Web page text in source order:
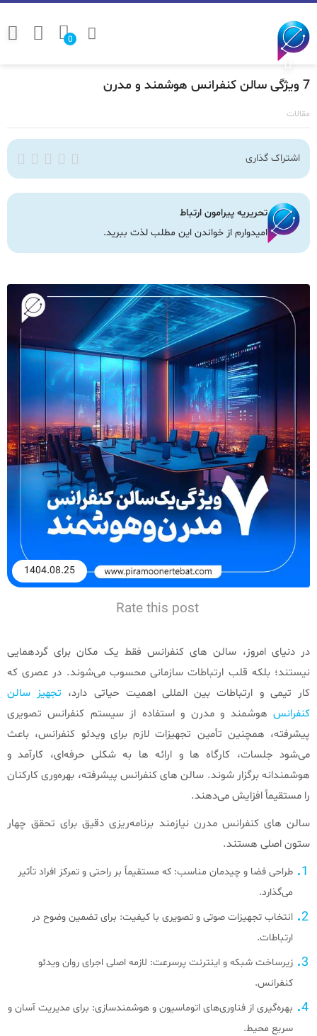
0
7 ویژگی سالن کنفرانس هوشمند و مدرن
مقالات
اشتراک گذاری
تحریریه پیرامون ارتباط
امیدوارم از خواندن این مطلب لذت ببرید.
1404.08.25
Rate this post
در دنیای امروز، سالن‌ های کنفرانس فقط یک مکان برای گردهمایی
نیستند؛ بلکه قلب ارتباطات سازمانی محسوب می‌شوند. در عصری که
کار تیمی و ارتباطات بین‌ المللی اهمیت حیاتی دارد، تجهیز سالن
کنفرانس هوشمند و مدرن و استفاده از سیستم کنفرانس تصویری
پیشرفته، همچنین تأمین تجهیزات لازم برای ویدئو کنفرانس، باعث
می‌شود جلسات، کارگاه‌ ها و ارائه‌ ها به شکلی حرفه‌ای، کارآمد و
هوشمندانه برگزار شوند. سالن‌ های کنفرانس پیشرفته، بهره‌وری کارکنان
را مستقیماً افزایش می‌دهند.
سالن‌ های کنفرانس مدرن نیازمند برنامه‌ریزی دقیق برای تحقق چهار
ستون اصلی هستند.
طراحی فضا و چیدمان مناسب: که مستقیماً بر راحتی و تمرکز افراد تأثیر
می‌گذارد.
انتخاب تجهیزات صوتی و تصویری با کیفیت: برای تضمین وضوح در
ارتباطات.
زیرساخت شبکه و اینترنت پرسرعت: لازمه اصلی اجرای روان ویدئو
کنفرانس.
بهره‌گیری از فناوری‌های اتوماسیون و هوشمندسازی: برای مدیریت آسان و
سریع محیط.